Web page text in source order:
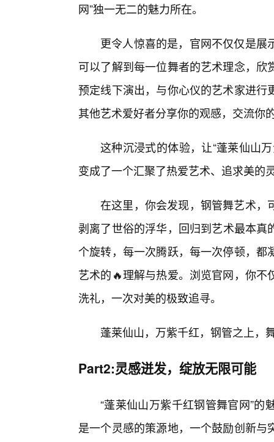
网”独一无二的魅力所在。
更令人惊喜的是，官网不仅仅是
可以了解到每一位舞者的艺术理念，
预定线下演出，与你心仪的艺术家进
其他艺术爱好者分享你的观感，交流你
这种沉浸式的体验，让“蓬莱仙山
变成了一个汇聚了热爱艺术、追求美的
在这里，你会发现，钢管舞艺术，
剥离了世俗的浮华，回归到艺术最本
个旋转，每一次腾跃，每一次停顿，
艺术的🔥理解与热爱。浏览官网，你
洗礼，一次对美的极致追寻。
蓬莱仙山，万紫千红，钢管之上，
Part2:灵感迸发，绽放无限可能
“蓬莱仙山万紫千红钢管舞官网”
是一个灵感的策源地，一个鼓励创新